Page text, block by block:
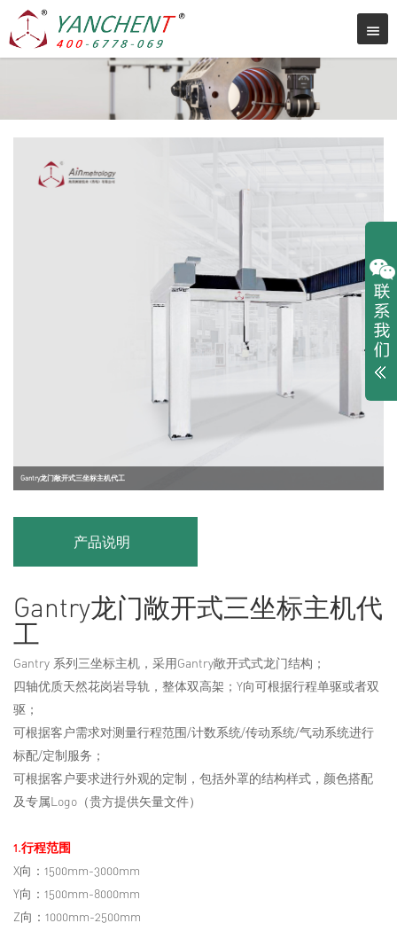
Gantry龙门敞开式三坐标主机代工
产品说明
Gantry龙门敞开式三坐标主机代
工
Gantry 系列三坐标主机，采用Gantry敞开式式龙门结构；
四轴优质天然花岗岩导轨，整体双高架；Y向可根据行程单驱或者双
驱；
可根据客户需求对测量行程范围/计数系统/传动系统/气动系统进行
标配/定制服务；
可根据客户要求进行外观的定制，包括外罩的结构样式，颜色搭配
及专属Logo（贵方提供矢量文件）
1.行程范围
X向：1500mm-3000mm
Y向：1500mm-8000mm
Z向：1000mm-2500mm